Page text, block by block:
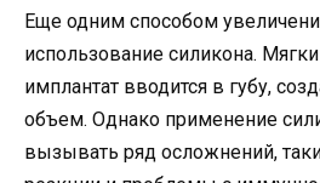
Еще одним способом
использование силикона.
имплантат вводится в губу,
объем. Однако применение
вызывать ряд осложнений,